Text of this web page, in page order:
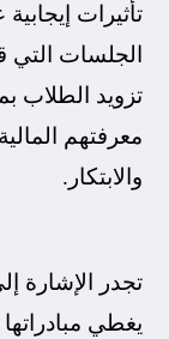
الجلسات
تزويد الطلاب
معرفتهم
والابتكار.
تجدر الإشارة
يغطي